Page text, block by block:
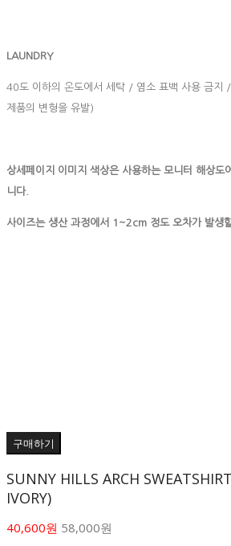
LAUNDRY
40도 이하의 온도에서 세탁 / 염소 표백 사용 금지
제품의 변형을 유발)
상세페이지 이미지 색상은 사용하는 모니터 해상도
니다.
사이즈는 생산 과정에서 1~2cm 정도 오차가 발생
구매하기
SUNNY HILLS ARCH
IVORY)
40,600원 58,000원